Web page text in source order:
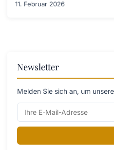
11. Februar 2026
Newsletter
Melden Sie sich an, um